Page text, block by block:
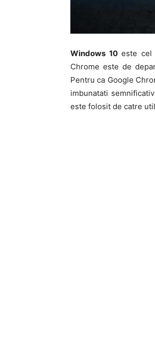
Windows 10este cel
Chrome este de
Pentru ca Google
imbunatati
este folosit de catre